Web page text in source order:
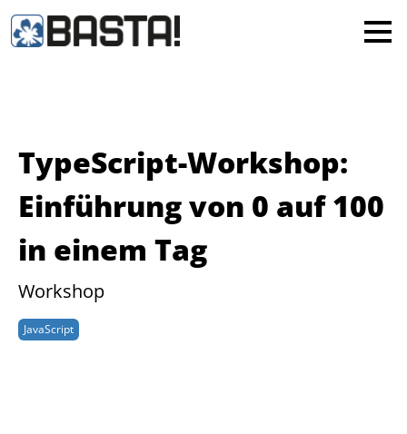
TypeScript-Workshop:
Einführung von 0 auf 100
in einem Tag
Workshop
JavaScript
MAINZ
Alle